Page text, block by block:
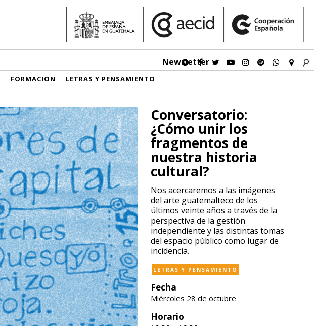
Newsletter
FORMACION LETRAS Y PENSAMIENTO
Conversatorio:
¿Cómo unir los
fragmentos de
nuestra historia
cultural?
Nos acercaremos a las imágenes
del arte guatemalteco de los
últimos veinte años a través de la
perspectiva de la gestión
independiente y las distintas tomas
del espacio público como lugar de
incidencia.
LETRAS Y PENSAMIENTO
Fecha
Miércoles 28 de octubre
Horario